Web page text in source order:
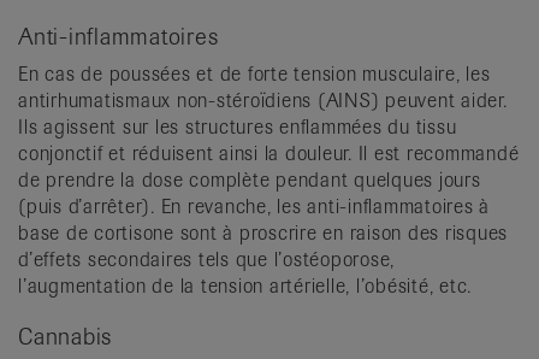
Anti-inflammatoires
En cas de poussées et de forte tension musculaire, les
antirhumatismaux non-stéroïdiens (AINS) peuvent aider.
Ils agissent sur les structures enflammées du tissu
conjonctif et réduisent ainsi la douleur. Il est recommandé
de prendre la dose complète pendant quelques jours
(puis d’arrêter). En revanche, les anti-inflammatoires à
base de cortisone sont à proscrire en raison des risques
d’effets secondaires tels que l’ostéoporose,
l’augmentation de la tension artérielle, l’obésité, etc.
Cannabis